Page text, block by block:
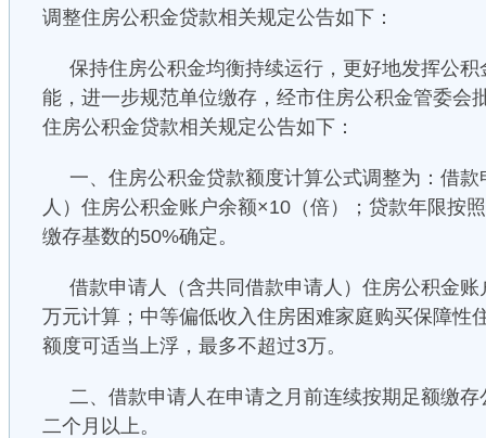
调整住房公积金贷款相关规定公告如下：
保持住房公积金均衡持续运行，更好地发挥公
能，进一步规范单位缴存，经市住房公积金管委会
住房公积金贷款相关规定公告如下：
一、住房公积金贷款额度计算公式调整为：借
人）住房公积金账户余额×10（倍）；贷款年限按
缴存基数的50%确定。
借款申请人（含共同借款申请人）住房公积金
万元计算；中等偏低收入住房困难家庭购买保障性
额度可适当上浮，最多不超过3万。
二、借款申请人在申请之月前连续按期足额缴
二个月以上。